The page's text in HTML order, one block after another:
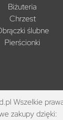
Biżuteria
Chrzest
ślubne
Pierścionki
Wszelkie
zakupy dzięki: